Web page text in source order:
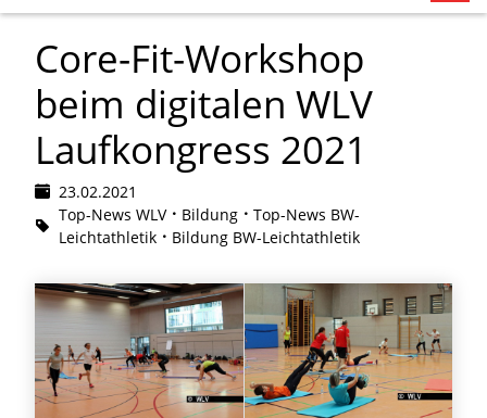
Core-Fit-Workshop
beim digitalen WLV
Laufkongress 2021
23.02.2021
Top-News WLV
Bildung
Top-News BW-
Leichtathletik
Bildung BW-Leichtathletik